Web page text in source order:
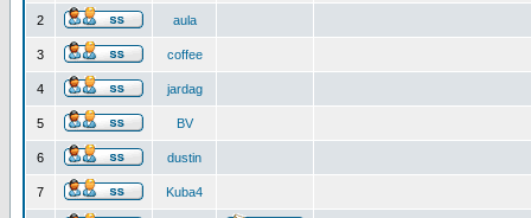
2 aula
3 coffee
4 jardag
5 BV
6 dustin
7 Kuba4